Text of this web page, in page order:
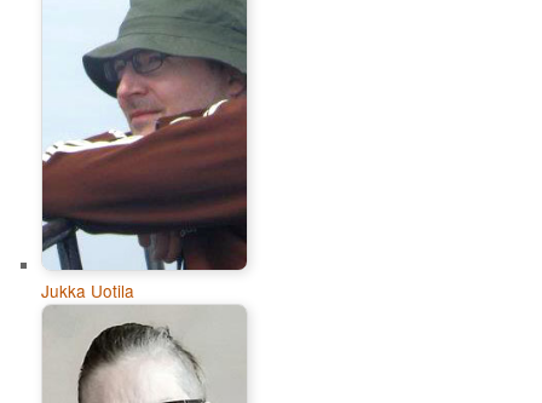
Jukka Uotila